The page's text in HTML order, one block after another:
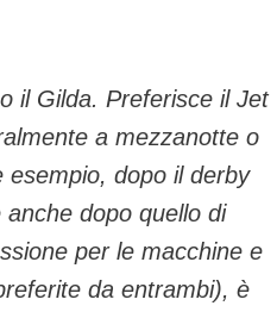
il Gilda. Preferisce il Jet
a mezzanotte o
dopo il derby
dopo quello di
per le macchine e
da entrambi), è